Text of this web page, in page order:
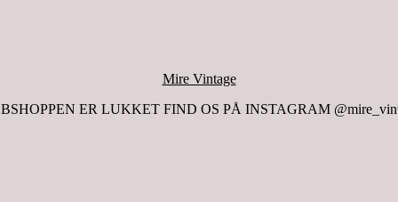
Mire Vintage
ER LUKKET FIND OS PÅ INSTAGRAM